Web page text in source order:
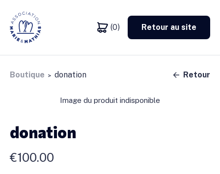
(0) Retour au site
Boutique > donation Retour
Image du produit indisponible
donation
€100.00